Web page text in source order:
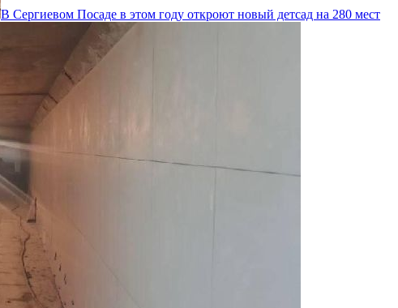
В Сергиевом Посаде в этом году откроют новый детсад на 280 мест